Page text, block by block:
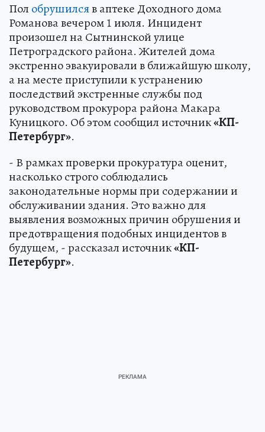
Пол обрушилсяв аптеке Доходного дома
Романова вечером 1 июля. Инцидент
произошел на Сытнинской улице
Петроградского района. Жителей дома
экстренно эвакуировали в ближайшую школу,
а на месте приступили к устранению
последствий экстренные службы под
руководством прокурора района Макара
Куницкого. Об этом сообщил источник«КП-
Петербург».
- В рамках проверки прокуратура оценит,
насколько строго соблюдались
законодательные нормы при содержании и
обслуживании здания. Это важно для
выявления возможных причин обрушения и
предотвращения подобных инцидентов в
будущем, - рассказал источник«КП-
Петербург».